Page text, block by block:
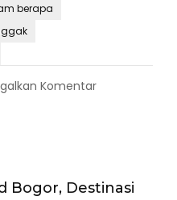
berapa
Komentarpada
&
Bogor, Destinasi